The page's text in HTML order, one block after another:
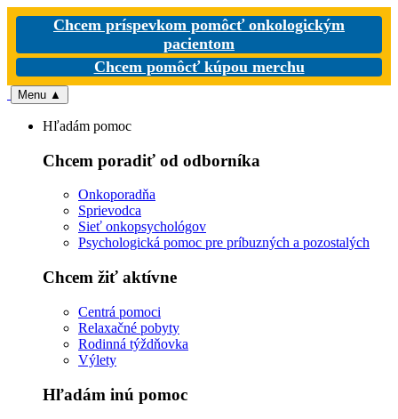
Chcem príspevkom pomôcť onkologickým
pacientom
Chcem pomôcť kúpou merchu
Menu ▲
Hľadám pomoc
Chcem poradiť od odborníka
Onkoporadňa
Sprievodca
Sieť onkopsychológov
Psychologická pomoc pre príbuzných a pozostalých
Chcem žiť aktívne
Centrá pomoci
Relaxačné pobyty
Rodinná týždňovka
Výlety
Hľadám inú pomoc